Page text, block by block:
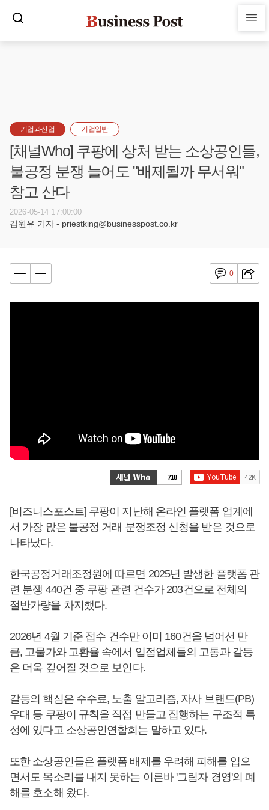
기업과산업 기업일반
[채널Who] 쿠팡에 상처 받는 소상공인들,
불공정 분쟁 늘어도 "배제될까 무서워"
참고 산다
2026-05-14 17:00:00
김원유 기자 - priestking@businesspost.co.kr
0
718
[비즈니스포스트] 쿠팡이 지난해 온라인 플랫폼 업계에
서 가장 많은 불공정 거래 분쟁조정 신청을 받은 것으로
나타났다.
한국공정거래조정원에 따르면 2025년 발생한 플랫폼 관
련 분쟁 440건 중 쿠팡 관련 건수가 203건으로 전체의
절반가량을 차지했다.
2026년 4월 기준 접수 건수만 이미 160건을 넘어선 만
큼, 고물가와 고환율 속에서 입점업체들의 고통과 갈등
은 더욱 깊어질 것으로 보인다.
갈등의 핵심은 수수료, 노출 알고리즘, 자사 브랜드(PB)
우대 등 쿠팡이 규칙을 직접 만들고 집행하는 구조적 특
성에 있다고 소상공인연합회는 말하고 있다.
또한 소상공인들은 플랫폼 배제를 우려해 피해를 입으
면서도 목소리를 내지 못하는 이른바 '그림자 경영'의 폐
해를 호소해 왔다.